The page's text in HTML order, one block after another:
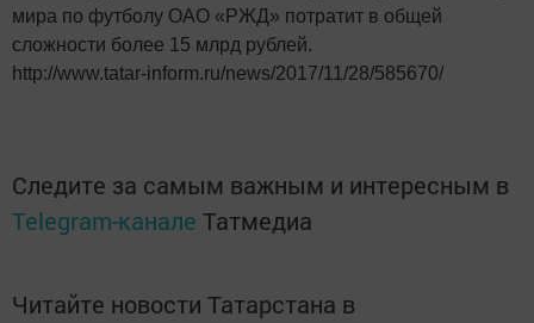
мира по футболу ОАО «РЖД» потратит в общей
сложности более 15 млрд рублей.
http://www.tatar-inform.ru/news/2017/11/28/585670/
Следите за самым важным и интересным в
Telegram-канале Татмедиа
Читайте новости Татарстана в